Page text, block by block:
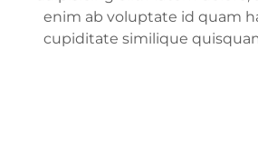
enim ab voluptate id quam
cupiditate similique